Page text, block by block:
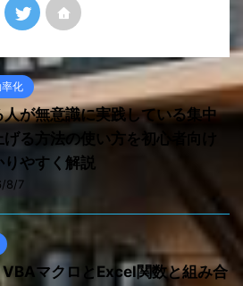
化
人が無意識に実践している集中
げる方法の使い方を初心者向け
りやすく解説
8/7
VBAマクロとExcel関数と組み合